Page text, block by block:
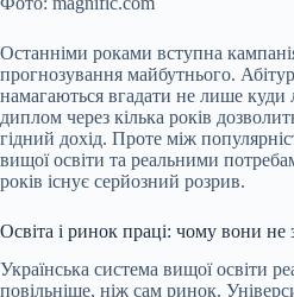
Останніми роками вступна
прогнозування майбутнього.
намагаються вгадати не лише
диплом через кілька років
гідний дохід. Проте між
вищої освіти та реальними
років існує серйозний розрив.
Освіта і ринок праці: чому вони не
Українська система вищої освіти
повільніше, ніж сам ринок.